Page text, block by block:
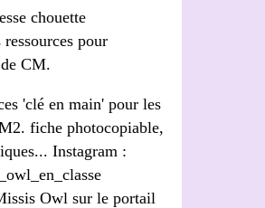
'clé en main' pour les
fiche photocopiable,
Instagram :
Owlsur le portail